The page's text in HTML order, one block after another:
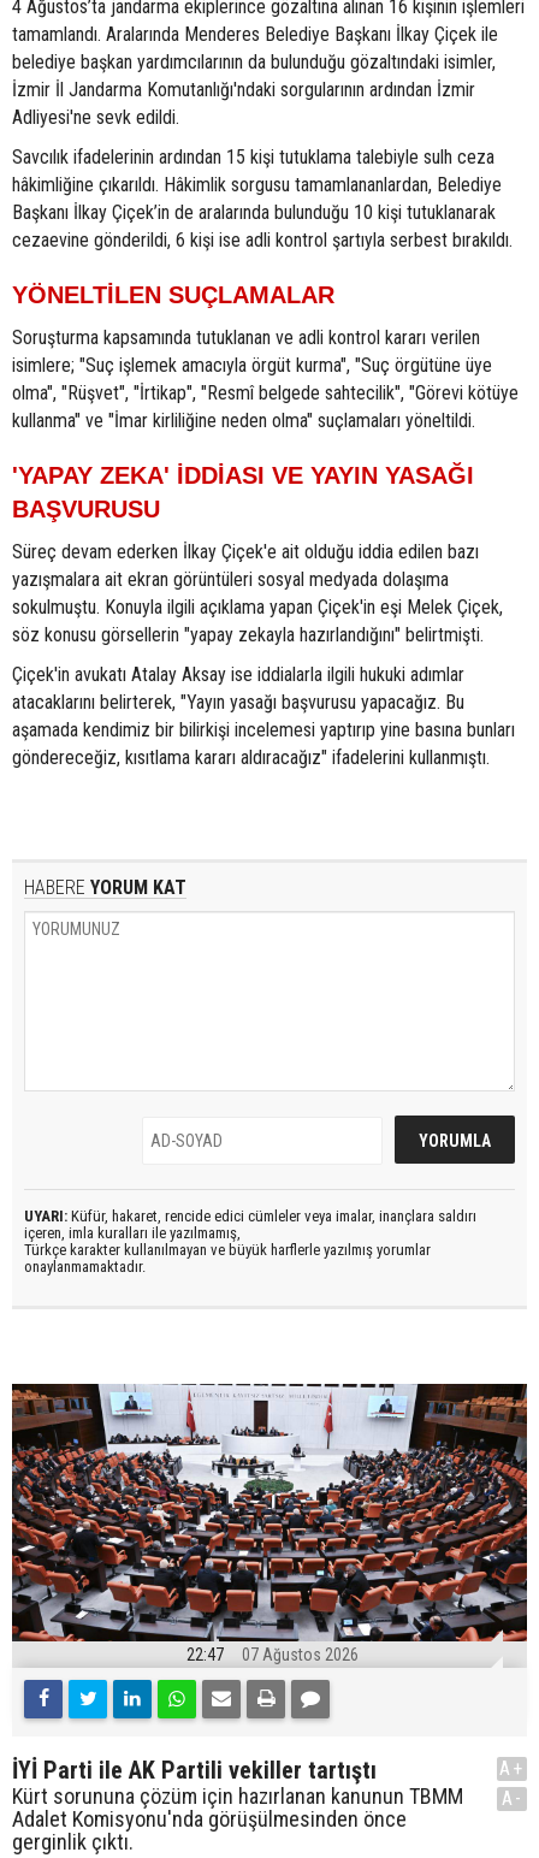
4 Ağustos’ta jandarma ekiplerince gözaltına alınan 16 kişinin işlemleri
tamamlandı. Aralarında Menderes Belediye Başkanı İlkay Çiçek ile
belediye başkan yardımcılarının da bulunduğu gözaltındaki isimler,
İzmir İl Jandarma Komutanlığı'ndaki sorgularının ardından İzmir
Adliyesi'ne sevk edildi.
Savcılık ifadelerinin ardından 15 kişi tutuklama talebiyle sulh ceza
hâkimliğine çıkarıldı. Hâkimlik sorgusu tamamlananlardan, Belediye
Başkanı İlkay Çiçek’in de aralarında bulunduğu 10 kişi tutuklanarak
cezaevine gönderildi, 6 kişi ise adli kontrol şartıyla serbest bırakıldı.
YÖNELTİLEN SUÇLAMALAR
Soruşturma kapsamında tutuklanan ve adli kontrol kararı verilen
isimlere; "Suç işlemek amacıyla örgüt kurma", "Suç örgütüne üye
olma", "Rüşvet", "İrtikap", "Resmî belgede sahtecilik", "Görevi kötüye
kullanma" ve "İmar kirliliğine neden olma" suçlamaları yöneltildi.
'YAPAY ZEKA' İDDİASI VE YAYIN YASAĞI
BAŞVURUSU
Süreç devam ederken İlkay Çiçek'e ait olduğu iddia edilen bazı
yazışmalara ait ekran görüntüleri sosyal medyada dolaşıma
sokulmuştu. Konuyla ilgili açıklama yapan Çiçek'in eşi Melek Çiçek,
söz konusu görsellerin "yapay zekayla hazırlandığını" belirtmişti.
Çiçek'in avukatı Atalay Aksay ise iddialarla ilgili hukuki adımlar
atacaklarını belirterek, "Yayın yasağı başvurusu yapacağız. Bu
aşamada kendimiz bir bilirkişi incelemesi yaptırıp yine basına bunları
göndereceğiz, kısıtlama kararı aldıracağız" ifadelerini kullanmıştı.
HABERE YORUM KAT
UYARI: Küfür, hakaret, rencide edici cümleler veya imalar, inançlara saldırı
içeren, imla kuralları ile yazılmamış,
Türkçe karakter kullanılmayan ve büyük harflerle yazılmış yorumlar
onaylanmamaktadır.
22:47 07 Ağustos 2026
İYİ Parti ile AK Partili vekiller tartıştı
Kürt sorununa çözüm için hazırlanan kanunun TBMM
Adalet Komisyonu'nda görüşülmesinden önce
gerginlik çıktı.
A+
A-